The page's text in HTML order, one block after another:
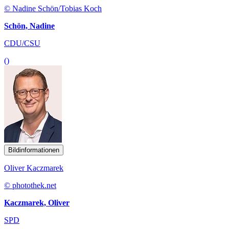
© Nadine Schön/Tobias Koch
Schön, Nadine
CDU/CSU
()
Bildinformationen
Oliver Kaczmarek
© photothek.net
Kaczmarek, Oliver
SPD